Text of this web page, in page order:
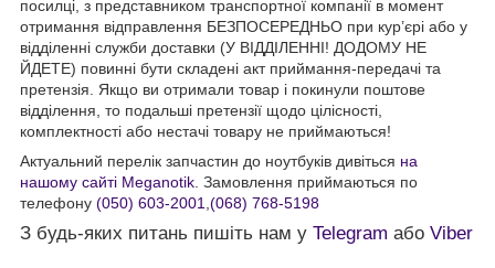
посилці, з представником транспортної компанії в момент
отримання відправлення БЕЗПОСЕРЕДНЬО при кур’єрі або у
відділенні служби доставки (У ВІДДІЛЕННІ! ДОДОМУ НЕ
ЙДЕТЕ) повинні бути складені акт приймання-передачі та
претензія. Якщо ви отримали товар і покинули поштове
відділення, то подальші претензії щодо цілісності,
комплектності або нестачі товару не приймаються!
Актуальний перелік запчастин до ноутбуків дивіться на
нашому сайті Meganotik . Замовлення приймаються по
телефону (050) 603-2001 (068) 768-5198
З будь-яких питань пишіть нам у Telegram або Viber